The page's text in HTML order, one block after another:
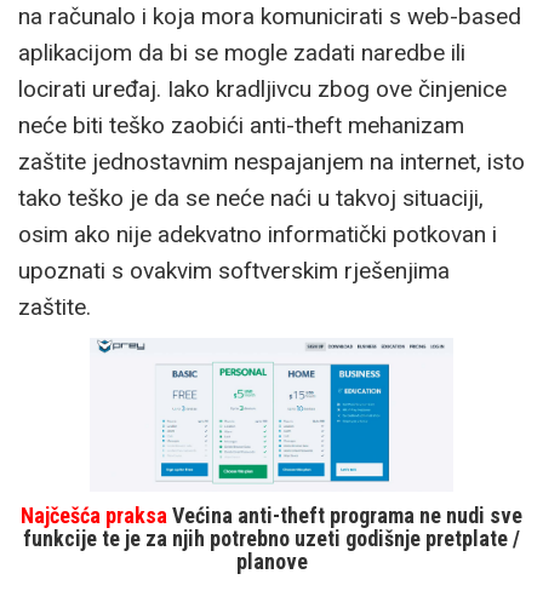
na računalo i koja mora komunicirati s web-based
aplikacijom da bi se mogle zadati naredbe ili
locirati uređaj. Iako kradljivcu zbog ove činjenice
neće biti teško zaobići anti-theft mehanizam
zaštite jednostavnim nespajanjem na internet, isto
tako teško je da se neće naći u takvoj situaciji,
osim ako nije adekvatno informatički potkovan i
upoznati s ovakvim softverskim rješenjima
zaštite.
Najčešća praksa Većina anti-theft programa ne nudi sve
funkcije te je za njih potrebno uzeti godišnje pretplate /
planove